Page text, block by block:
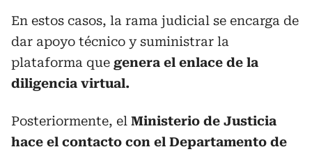
En estos casos, la rama judicial se encarga de
dar apoyo técnico y suministrar la
plataforma que genera el enlace de la
diligencia virtual.
Posteriormente, el Ministerio de Justicia
hace el contacto con el Departamento de